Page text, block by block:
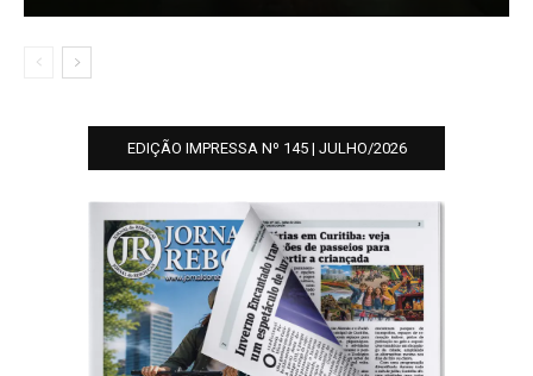
EDIÇÃO IMPRESSA Nº 145 | JULHO/2026